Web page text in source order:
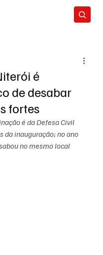
é
de desabar
fortes
é da Defesa Civil
da inauguração; no ano
no mesmo local